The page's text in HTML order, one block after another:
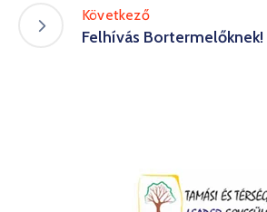
Következő
Felhívás Bortermelőknek!